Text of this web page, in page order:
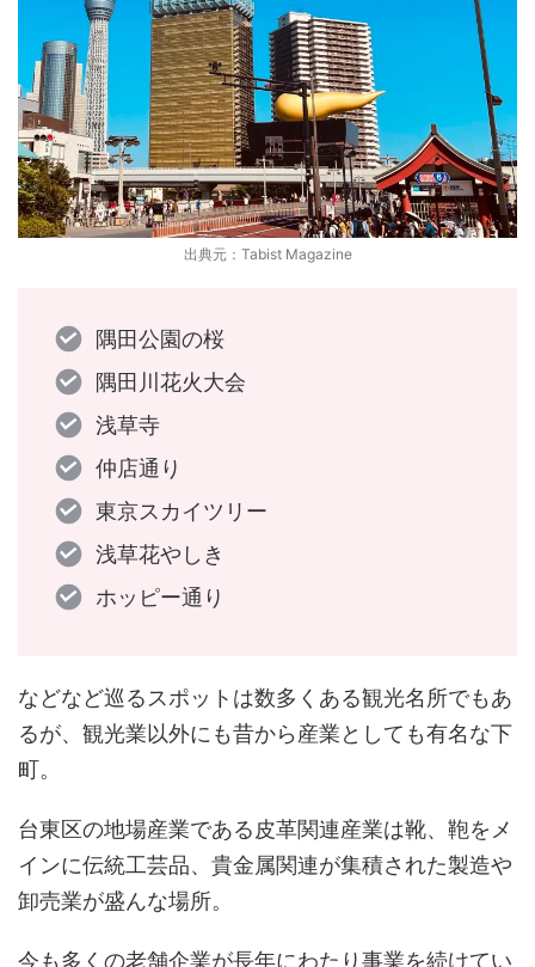
出典元：Tabist Magazine
隅田公園の桜
隅田川花火大会
浅草寺
仲店通り
東京スカイツリー
浅草花やしき
ホッピー通り
などなど巡るスポットは数多くある観光名所でもあ
るが、観光業以外にも昔から産業としても有名な下
町。
台東区の地場産業である皮革関連産業は靴、鞄をメ
インに伝統工芸品、貴金属関連が集積された製造や
卸売業が盛んな場所。
今も多くの老舗企業が長年にわたり事業を続けてい